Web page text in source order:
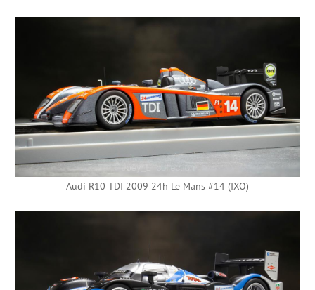
Audi R10 TDI 2009 24h Le Mans #14 (IXO)